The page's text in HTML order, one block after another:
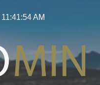
11:41:55 AM